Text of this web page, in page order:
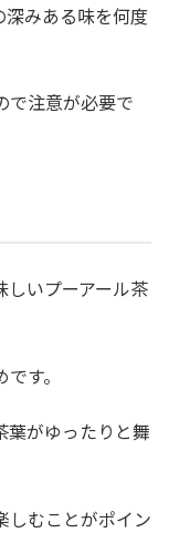
みある味を何度
で注意が必要で
しいプーアール茶
す。
葉がゆったりと舞
しむことがポイン